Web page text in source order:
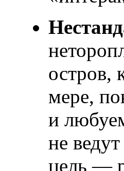
остров,
мере,
и
не
цель —